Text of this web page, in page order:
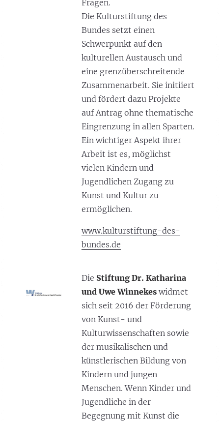
Fragen.
Die Kulturstiftung des
Bundes setzt einen
Schwerpunkt auf den
kulturellen Austausch und
eine grenzüberschreitende
Zusammenarbeit. Sie initiiert
und fördert dazu Projekte
auf Antrag ohne thematische
Eingrenzung in allen Sparten.
Ein wichtiger Aspekt ihrer
Arbeit ist es, möglichst
vielen Kindern und
Jugendlichen Zugang zu
Kunst und Kultur zu
ermöglichen.
www.kulturstiftung-des-
bundes.de
Die Stiftung Dr. Katharina
und Uwe Winnekes widmet
sich seit 2016 der Förderung
von Kunst- und
Kulturwissenschaften sowie
der musikalischen und
künstlerischen Bildung von
Kindern und jungen
Menschen. Wenn Kinder und
Jugendliche in der
Begegnung mit Kunst die